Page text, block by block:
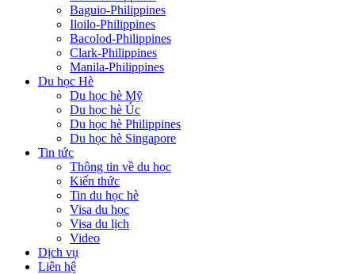
Baguio-Philippines
Iloilo-Philippines
Bacolod-Philippines
Clark-Philippines
Manila-Philippines
Du học Hè
Du học hè Mỹ
Du học hè Úc
Du học hè Philippines
Du học hè Singapore
Tin tức
Thông tin về du học
Kiến thức
Tin du học hè
Visa du học
Visa du lịch
Video
Dịch vụ
Liên hệ